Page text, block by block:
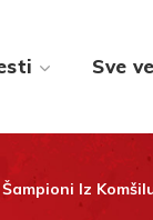
Sve
Iz